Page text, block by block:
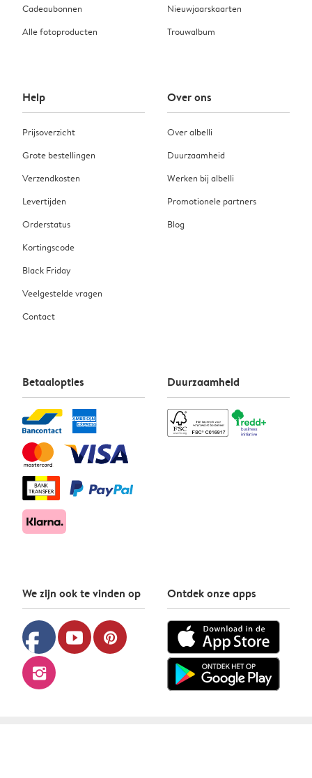
Cadeaubonnen
Alle fotoproducten
Nieuwjaarskaarten
Trouwalbum
Help
Prijsoverzicht
Grote bestellingen
Verzendkosten
Levertijden
Orderstatus
Kortingscode
Black Friday
Veelgestelde vragen
Contact
Over ons
Over albelli
Duurzaamheid
Werken bij albelli
Promotionele partners
Blog
Betaalopties Duurzaamheid
We zijn ook te vinden op
facebook youtube pinterest
instagram
Ontdek onze apps